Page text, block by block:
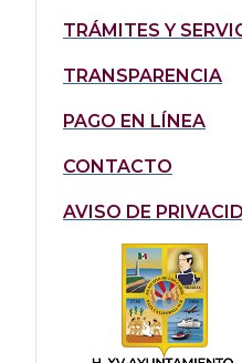
TRÁMITES Y
TRANSPARENCIA
PAGO EN LÍNEA
CONTACTO
AVISO DE